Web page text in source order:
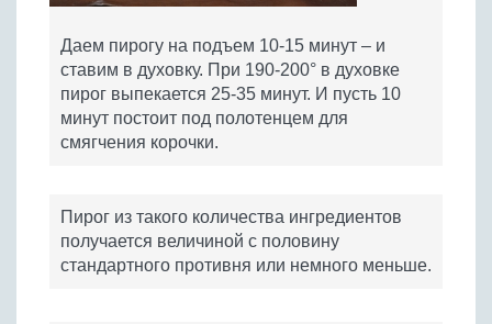
Даем пирогу на подъем 10-15 минут – и
ставим в духовку. При 190-200° в духовке
пирог выпекается 25-35 минут. И пусть 10
минут постоит под полотенцем для
смягчения корочки.
Пирог из такого количества ингредиентов
получается величиной с половину
стандартного противня или немного меньше.